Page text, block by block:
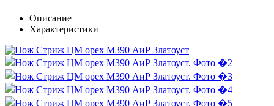
Описание
Характеристики